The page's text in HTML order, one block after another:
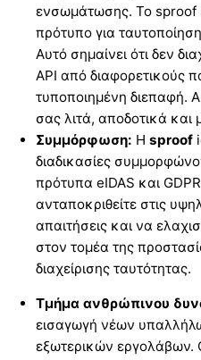
ενσωμάτωσης. Το sproof
πρότυπο για
Αυτό σημαίνει ότι δεν
API από διαφορετικούς
τυποποιημένη διεπαφή.
σας λιτά, αποδοτικά
Συμμόρφωση: Η sproof
διαδικασίες
πρότυπα eIDAS και
ανταποκριθείτε στις
απαιτήσεις και να
στον τομέα της
διαχείρισης ταυτότητας.
Τμήμα ανθρώπινου
εισαγωγή νέων
εξωτερικών εργολάβων.